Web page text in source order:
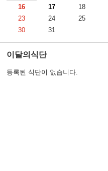
16
17 18
23
24 25
30
31
이달의식단
등록된 식단이 없습니다.